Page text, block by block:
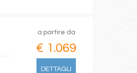
a partire da
€ 1.069
DETTAGLI